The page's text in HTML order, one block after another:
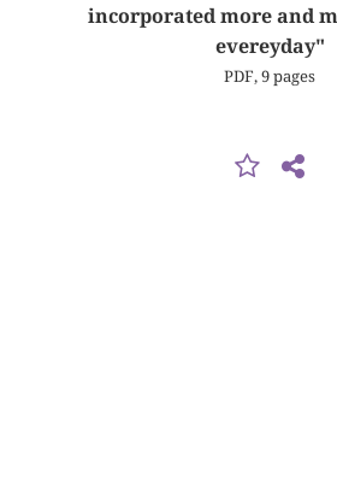
incorporated more and
evereyday"
PDF, 9 pages